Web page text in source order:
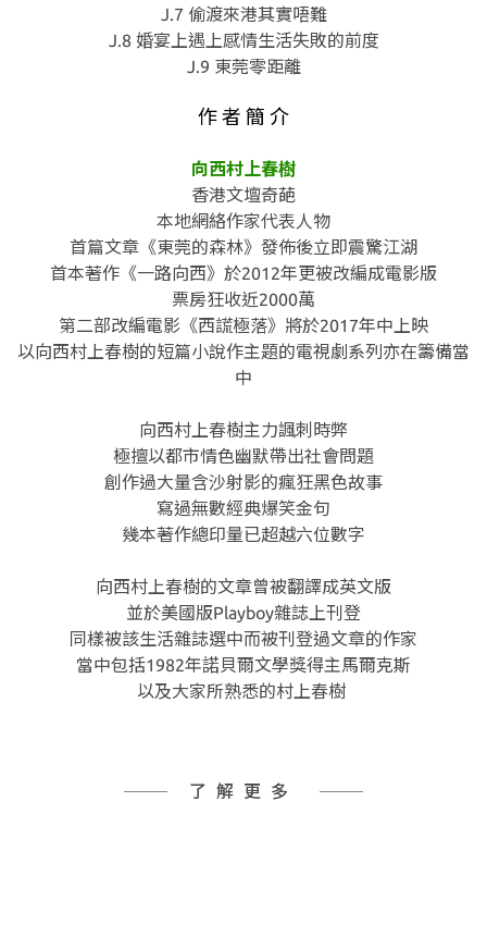
J.7 偷渡來港其實唔難
J.8 婚宴上遇上感情生活失敗的前度
J.9 東莞零距離
作 者 簡 介
向西村上春樹
香港文壇奇葩
本地網絡作家代表人物
首篇文章《東莞的森林》發佈後立即震驚江湖
首本著作《一路向西》於2012年更被改編成電影版
票房狂收近2000萬
第二部改編電影《西謊極落》將於2017年中上映
以向西村上春樹的短篇小說作主題的電視劇系列亦在籌備當
中
向西村上春樹主力諷刺時弊
極擅以都市情色幽默帶出社會問題
創作過大量含沙射影的瘋狂黑色故事
寫過無數經典爆笑金句
幾本著作總印量已超越六位數字
向西村上春樹的文章曾被翻譯成英文版
並於美國版Playboy雜誌上刊登
同樣被該生活雜誌選中而被刊登過文章的作家
當中包括1982年諾貝爾文學獎得主馬爾克斯
以及大家所熟悉的村上春樹
了解更多